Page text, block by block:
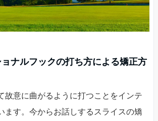
ナルフックの打ち方による矯正方
故意に曲がるように打つことをインテ
ます。今からお話しするスライスの矯